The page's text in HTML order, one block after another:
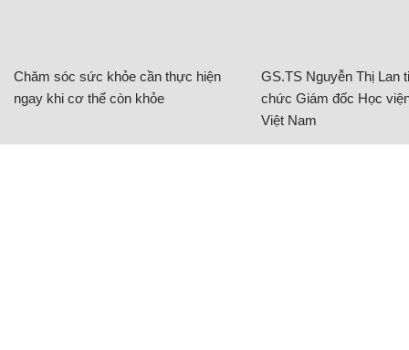
Chăm sóc sức khỏe cần thực hiện
ngay khi cơ thể còn khỏe
GS.TS Nguyễn Thị Lan
chức Giám đốc Học
Việt Nam